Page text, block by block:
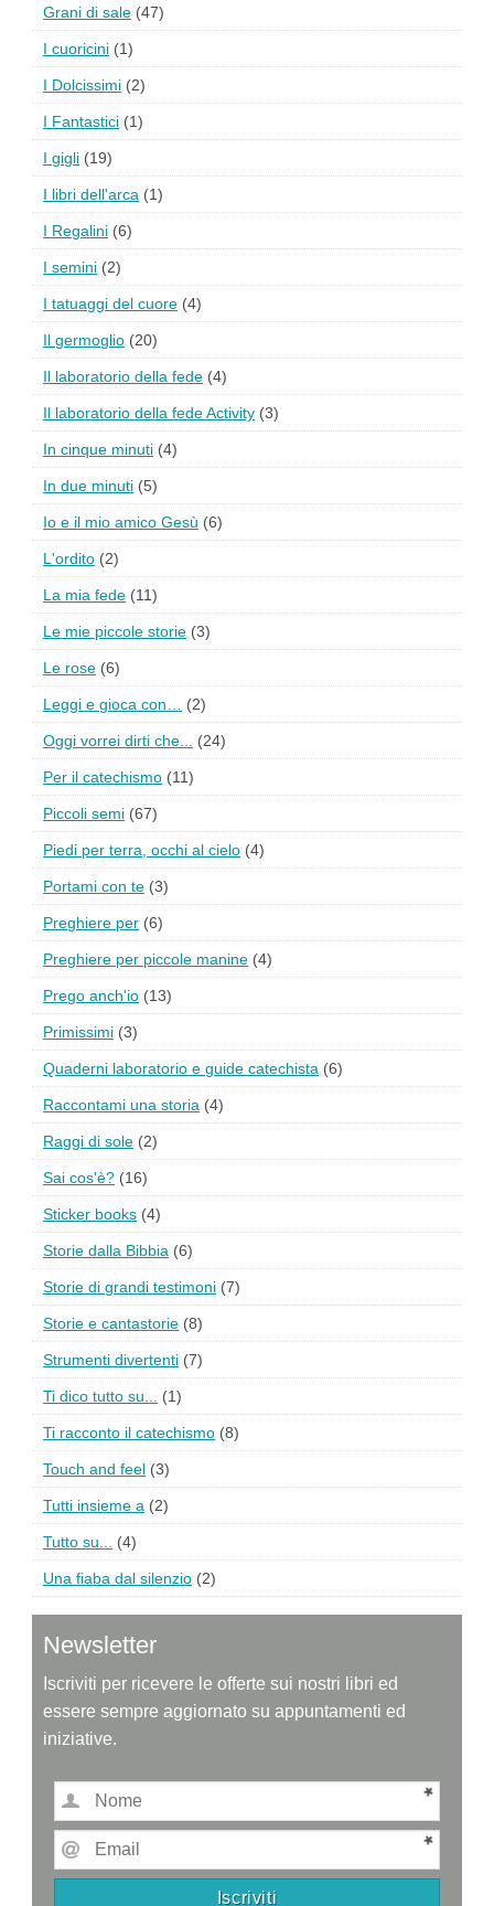
Grani di sale (47)
I cuoricini (1)
I Dolcissimi (2)
I Fantastici (1)
I gigli (19)
I libri dell'arca (1)
I Regalini (6)
I semini (2)
I tatuaggi del cuore (4)
Il germoglio (20)
Il laboratorio della fede (4)
Il laboratorio della fede Activity (3)
In cinque minuti (4)
In due minuti (5)
Io e il mio amico Gesù (6)
L'ordito (2)
La mia fede (11)
Le mie piccole storie (3)
Le rose (6)
Leggi e gioca con… (2)
Oggi vorrei dirti che... (24)
Per il catechismo (11)
Piccoli semi (67)
Piedi per terra, occhi al cielo (4)
Portami con te (3)
Preghiere per (6)
Preghiere per piccole manine (4)
Prego anch'io (13)
Primissimi (3)
Quaderni laboratorio e guide catechista (6)
Raccontami una storia (4)
Raggi di sole (2)
Sai cos'è? (16)
Sticker books (4)
Storie dalla Bibbia (6)
Storie di grandi testimoni (7)
Storie e cantastorie (8)
Strumenti divertenti (7)
Ti dico tutto su... (1)
Ti racconto il catechismo (8)
Touch and feel (3)
Tutti insieme a (2)
Tutto su... (4)
Una fiaba dal silenzio (2)
Newsletter
Iscriviti per ricevere le offerte sui nostri libri ed
essere sempre aggiornato su appuntamenti ed
iniziative.